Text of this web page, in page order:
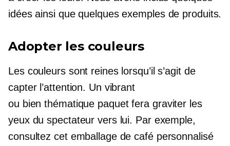
idées ainsi que quelques exemples de produits.
Adopter les couleurs
Les couleurs sont reines lorsqu’il s’agit de
capter l’attention. Un vibrant
ou bien thématique paquet fera graviter les
yeux du spectateur vers lui. Par exemple,
consultez cet emballage de café personnalisé